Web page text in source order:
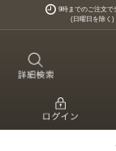
9時までのご注文で
(日曜日を除く)